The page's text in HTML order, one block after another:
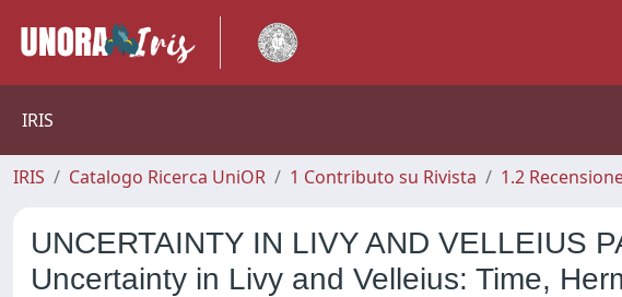
IRIS
IRIS Catalogo Ricerca UniOR 1 Contributo su Rivista 1.2
UNCERTAINTY IN LIVY AND VELLEIUS
Uncertainty in Livy and Velleius: Time,